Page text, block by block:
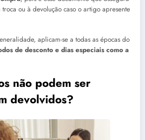
ou à devolução caso o artigo apresente
aplicam-se a todas as épocas do
de desconto e dias especiais como a
não podem ser
devolvidos?